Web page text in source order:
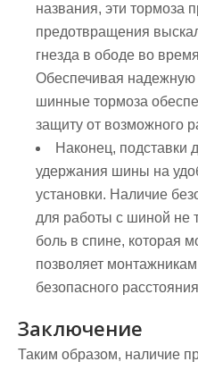
названия, эти тормоза
предотвращения
гнезда в ободе во
Обеспечивая
шинные тормоза
защиту от возможного
Наконец, подставки
удержания шины на
установки. Наличие
для работы с шиной не
боль в спине, которая
позволяет
безопасного
Заключение
Таким образом, наличие